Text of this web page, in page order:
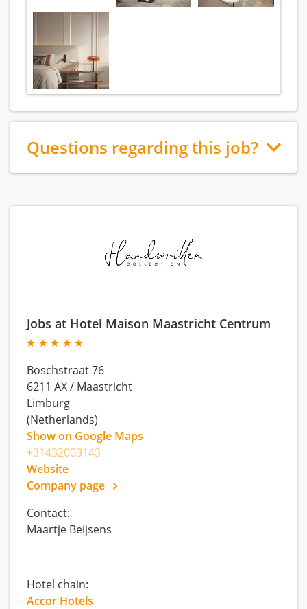
Questions regarding this job?
Jobs at Hotel Maison Maastricht Centrum
Boschstraat 76
6211 AX/ Maastricht
Limburg
(Netherlands)
Show on Google Maps
+31432003143
Website
Company page
Contact:
Maartje Beijsens
Hotel chain:
Accor Hotels